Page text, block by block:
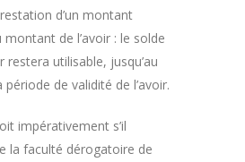
d’un montant
de l’avoir : le solde
restera utilisable, jusqu’au
de validité de l’avoir.
impérativement s’il
la faculté dérogatoire de